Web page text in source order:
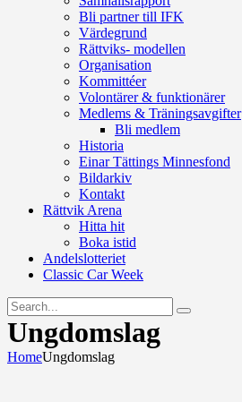
Bli partner till IFK
Värdegrund
Rättviks- modellen
Organisation
Kommittéer
Volontärer & funktionärer
Medlems & Träningsavgifter
Bli medlem
Historia
Einar Tättings Minnesfond
Bildarkiv
Kontakt
Rättvik Arena
Hitta hit
Boka istid
Andelslotteriet
Classic Car Week
Ungdomslag
HomeUngdomslag